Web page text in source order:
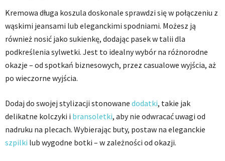
Kremowa długa koszula doskonale sprawdzi się w połączeniu z
wąskimi jeansami lub eleganckimi spodniami. Możesz ją
również nosić jako sukienkę, dodając pasek w talii dla
podkreślenia sylwetki. Jest to idealny wybór na różnorodne
okazje – od spotkań biznesowych, przez casualowe wyjścia, aż
po wieczorne wyjścia.
Dodaj do swojej stylizacji stonowane dodatki, takie jak
delikatne kolczyki i bransoletki, aby nie odwracać uwagi od
nadruku na plecach. Wybierając buty, postaw na eleganckie
szpilki lub wygodne botki – w zależności od okazji.